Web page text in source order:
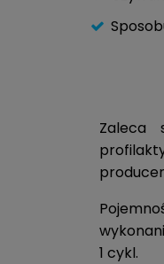
Zaleca
1 cykl.